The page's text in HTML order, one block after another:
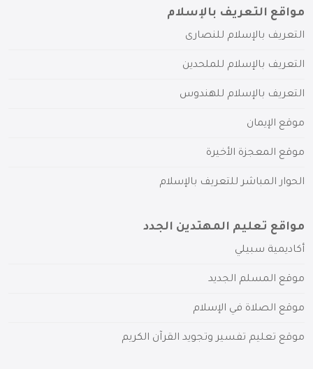
مواقع التعريف بالإسلام
التعريف بالإسلام للنصارى
التعريف بالإسلام للملحدين
التعريف بالإسلام للهندوس
موقع الإيمان
موقع المعجزة الأخيرة
الحوار المباشر للتعريف بالإسلام
مواقع تعليم المهتدين الجدد
أكاديمية سبيلي
موقع المسلم الجديد
موقع الصلاة في الإسلام
موقع تعليم تفسير وتجويد القرآن الكريم